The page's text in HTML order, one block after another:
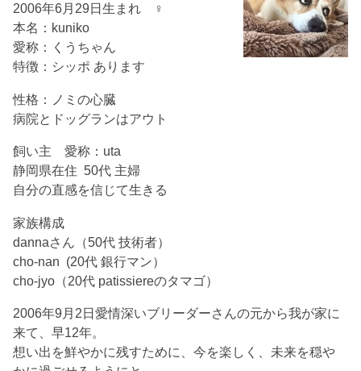
2006年6月29日生まれ ♀
本名：kuniko
愛称：くうちゃん
特徴：シッポ あります
性格：ノミの心臓
病院とドッグランはアウト
飼い主 愛称：uta
静岡県在住 50代 主婦
自分の直感を信じて生きる
家族構成
dannaさん（50代 技術者）
cho-nan (20代 銀行マン）
cho-jyo（20代 patissiereのタマゴ）
2006年9月2日愛情深いブリーダーさんの元から我が家に
来て、早12年。
想い出を鮮やかに残すために、今を楽しく、未来を穏や